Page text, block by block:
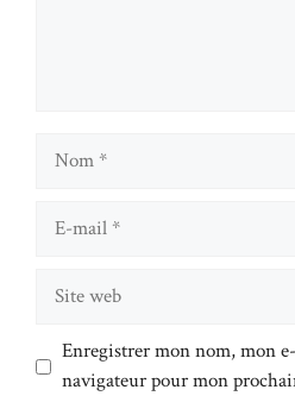
Enregistrer mon nom, mon
navigateur pour mon